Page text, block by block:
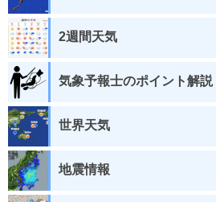
2週間天気
気象予報士のポイント解説
世界天気
地震情報